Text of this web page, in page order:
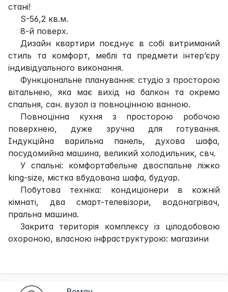
стані!
S-56,2 кв.м.
8-й поверх.
Дизайн квартири поєднує в собі витриманий
стиль та комфорт, меблі та предмети інтер’єру
індивідуального виконання.
Функціональне планування: студіо з просторою
вітальнею, яка має вихід на балкон та окремо
спальня, сан. вузол із повноцінною ванною.
Повноцінна кухня з просторою робочою
поверхнею, дуже зручна для готування.
Індукційна варильна панель, духова шафа,
посудомийна машина, великий холодильник, свч.
У спальні: комфортабельне двоспальне ліжко
king-size, містка вбудована шафа, будуар.
Побутова техніка: кондиціонери в кожній
кімнаті, два смарт-телевізори, водонагрівач,
пральна машина.
Закрита територія комплексу із цілодобовою
охороною, власною інфраструктурою: магазини